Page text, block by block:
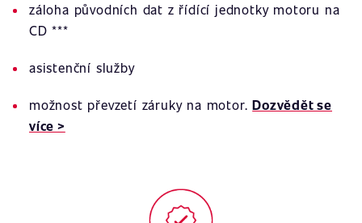
záloha původních dat z řídící jednotky motoru na
CD ***
asistenční služby
možnost převzetí záruky na motor.Dozvědět se
více >